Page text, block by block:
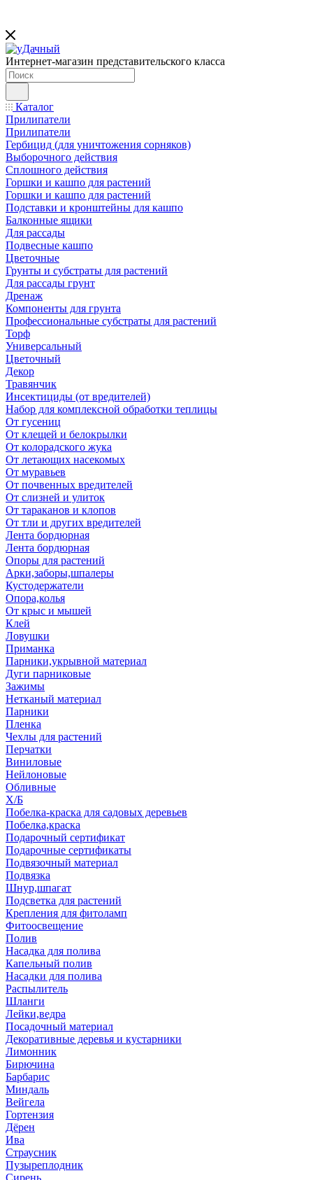
Интернет-магазин представительского класса
Каталог
Прилипатели
Прилипатели
Гербицид (для уничтожения сорняков)
Выборочного действия
Сплошного действия
Горшки и кашпо для растений
Горшки и кашпо для растений
Подставки и кронштейны для кашпо
Балконные ящики
Для рассады
Подвесные кашпо
Цветочные
Грунты и субстраты для растений
Для рассады грунт
Дренаж
Компоненты для грунта
Профессиональные субстраты для растений
Торф
Универсальный
Цветочный
Декор
Травянчик
Инсектициды (от вредителей)
Набор для комплексной обработки теплицы
От гусениц
От клещей и белокрылки
От колорадского жука
От летающих насекомых
От муравьев
От почвенных вредителей
От слизней и улиток
От тараканов и клопов
От тли и других вредителей
Лента бордюрная
Лента бордюрная
Опоры для растений
Арки,заборы,шпалеры
Кустодержатели
Опора,колья
От крыс и мышей
Клей
Ловушки
Приманка
Парники,укрывной материал
Дуги парниковые
Зажимы
Нетканый материал
Парники
Пленка
Чехлы для растений
Перчатки
Виниловые
Нейлоновые
Обливные
Х/Б
Побелка-краска для садовых деревьев
Побелка,краска
Подарочный сертификат
Подарочные сертификаты
Подвязочный материал
Подвязка
Шнур,шпагат
Подсветка для растений
Крепления для фитоламп
Фитоосвещение
Полив
Насадка для полива
Капельный полив
Насадки для полива
Распылитель
Шланги
Лейки,ведра
Посадочный материал
Декоративные деревья и кустарники
Лимонник
Бирючина
Барбарис
Миндаль
Вейгела
Гортензия
Дёрен
Ива
Страусник
Пузыреплодник
Сирень